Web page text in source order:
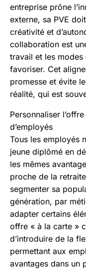
entreprise prône
externe, sa PVE
créativité et
collaboration est
travail et les modes
favoriser. Cet
promesse et évite
réalité, qui est
Personnaliser
d’employés
Tous les employés
jeune diplômé en
les mêmes
proche de la
segmenter sa
génération, par
adapter certains
offre « à la carte »
d’introduire de la
permettant aux
avantages dans un